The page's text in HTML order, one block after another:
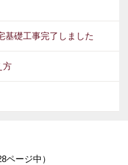
基礎工事完了しました
方
ページ中）